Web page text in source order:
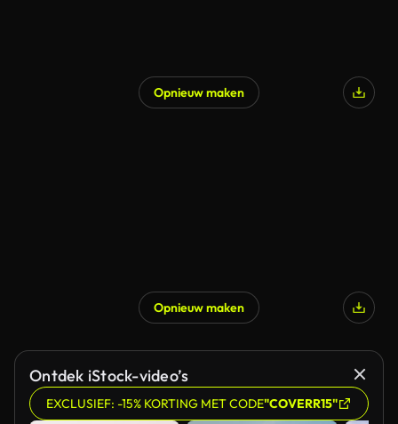
Opnieuw maken
Opnieuw maken
Ontdek iStock-video’s
EXCLUSIEF: -15% KORTING MET CODE"COVERR15"